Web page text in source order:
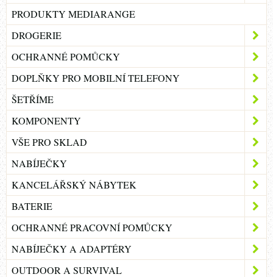
PRODUKTY MEDIARANGE
DROGERIE
OCHRANNÉ POMŮCKY
DOPLŇKY PRO MOBILNÍ TELEFONY
ŠETŘÍME
KOMPONENTY
VŠE PRO SKLAD
NABÍJEČKY
KANCELÁŘSKÝ NÁBYTEK
BATERIE
OCHRANNÉ PRACOVNÍ POMŮCKY
NABÍJEČKY A ADAPTÉRY
OUTDOOR A SURVIVAL